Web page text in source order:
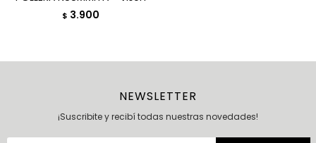
$ 3.900
NEWSLETTER
¡Suscribite y recibí todas nuestras novedades!